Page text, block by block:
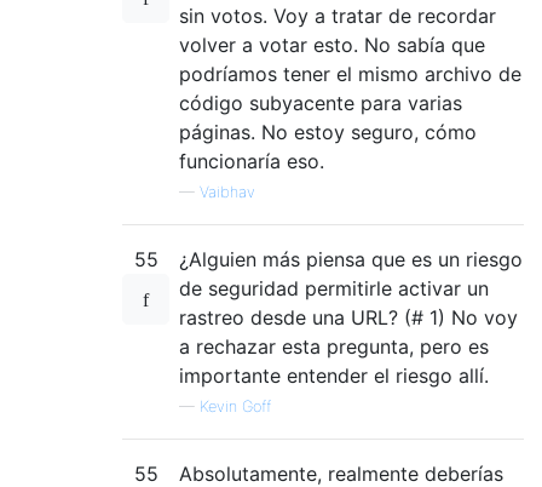
sin votos. Voy a tratar de recordar
volver a votar esto. No sabía que
podríamos tener el mismo archivo de
código subyacente para varias
páginas. No estoy seguro, cómo
funcionaría eso.
— Vaibhav
55
¿Alguien más piensa que es un riesgo
de seguridad permitirle activar un
rastreo desde una URL? (# 1) No voy
a rechazar esta pregunta, pero es
importante entender el riesgo allí.
— Kevin Goff
55
Absolutamente, realmente deberías